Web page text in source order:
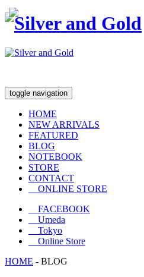
toggle navigation
HOME
NEW ARRIVALS
FEATURED
BLOG
NOTEBOOK
STORE
CONTACT
ONLINE STORE
FACEBOOK
Umeda
Tokyo
Online Store
HOME - BLOG